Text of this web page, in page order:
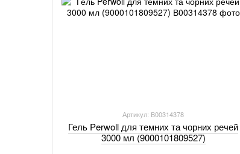
Артикул: В00314378
Гель Perwoll для темних та чорних речей
3000 мл (9000101809527)